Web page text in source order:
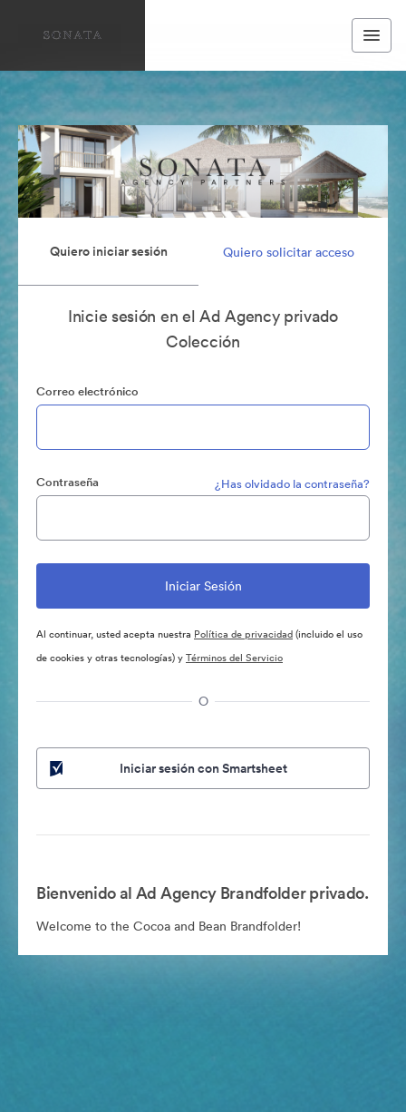
Quiero iniciar sesión Quiero solicitar acceso
Inicie sesión en el Ad Agency privado
Colección
Correo electrónico
Contraseña ¿Has olvidado la contraseña?
Al continuar, usted acepta nuestra Política de privacidad(incluido el uso
de cookies y otras tecnologías) yTérminos del Servicio
O
Iniciar sesión con Smartsheet
Bienvenido al Ad Agency Brandfolder privado.
Welcome to the Cocoa and Bean Brandfolder!